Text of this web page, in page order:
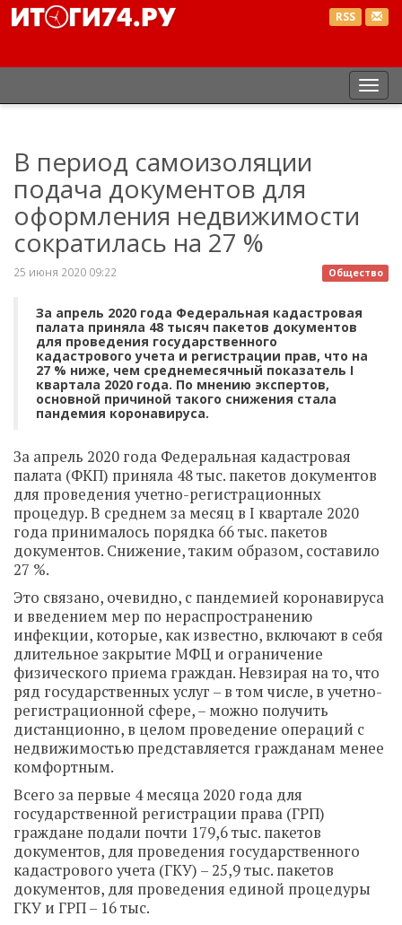
RSS
В период самоизоляции
подача документов для
оформления недвижимости
сократилась на 27 %
Общество
25 июня 2020 09:22
За апрель 2020 года Федеральная кадастровая
палата приняла 48 тысяч пакетов документов
для проведения государственного
кадастрового учета и регистрации прав, что на
27 % ниже, чем среднемесячный показатель I
квартала 2020 года. По мнению экспертов,
основной причиной такого снижения стала
пандемия коронавируса.
За апрель 2020 года Федеральная кадастровая
палата (ФКП) приняла 48 тыс. пакетов документов
для проведения учетно-регистрационных
процедур. В среднем за месяц в I квартале 2020
года принималось порядка 66 тыс. пакетов
документов. Снижение, таким образом, составило
27 %.
Это связано, очевидно, с пандемией коронавируса
и введением мер по нераспространению
инфекции, которые, как известно, включают в себя
длительное закрытие МФЦ и ограничение
физического приема граждан. Невзирая на то, что
ряд государственных услуг – в том числе, в учетно-
регистрационной сфере, – можно получить
дистанционно, в целом проведение операций с
недвижимостью представляется гражданам менее
комфортным.
Всего за первые 4 месяца 2020 года для
государственной регистрации права (ГРП)
граждане подали почти 179,6 тыс. пакетов
документов, для проведения государственного
кадастрового учета (ГКУ) – 25,9 тыс. пакетов
документов, для проведения единой процедуры
ГКУ и ГРП – 16 тыс.